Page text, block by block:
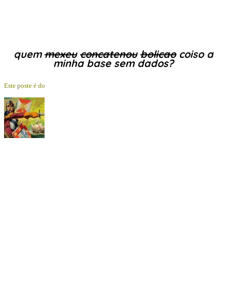
quem mexeu concatenou bolicaocoiso a
minha base sem dados?
Este poste é do